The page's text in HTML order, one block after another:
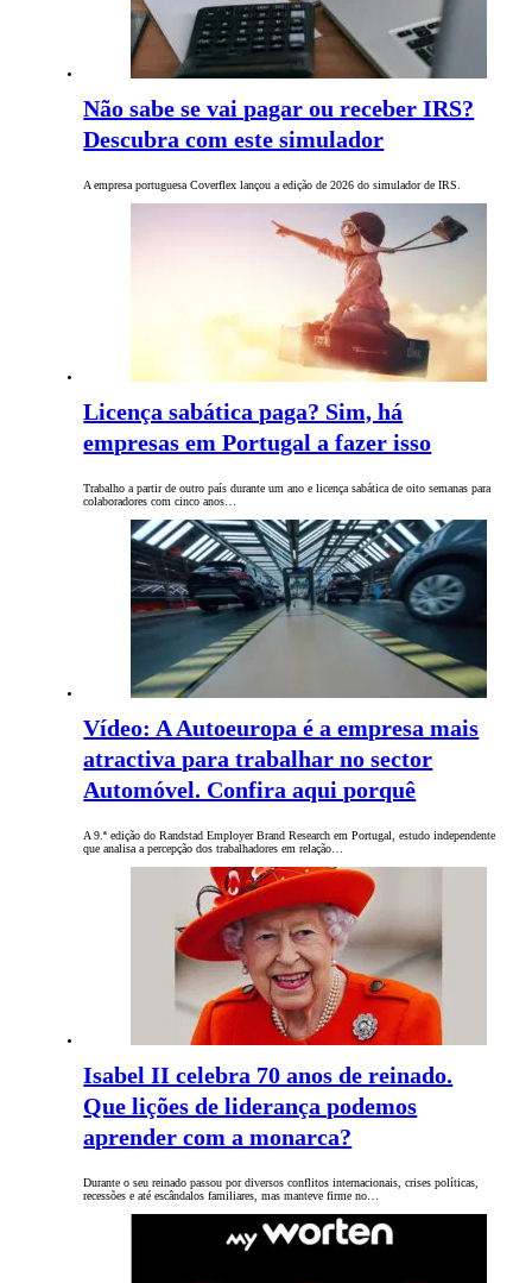
Não sabe se vai pagar ou receber IRS?
Descubra com este simulador
A empresa portuguesa Coverflex lançou a edição de 2026 do simulador de IRS.
Licença sabática paga? Sim, há
empresas em Portugal a fazer isso
Trabalho a partir de outro país durante um ano e licença sabática de oito semanas para
colaboradores com cinco anos…
Vídeo: A Autoeuropa é a empresa mais
atractiva para trabalhar no sector
Automóvel. Confira aqui porquê
A 9.ª edição do Randstad Employer Brand Research em Portugal, estudo independente
que analisa a percepção dos trabalhadores em relação…
Isabel II celebra 70 anos de reinado.
Que lições de liderança podemos
aprender com a monarca?
Durante o seu reinado passou por diversos conflitos internacionais, crises políticas,
recessões e até escândalos familiares, mas manteve firme no…